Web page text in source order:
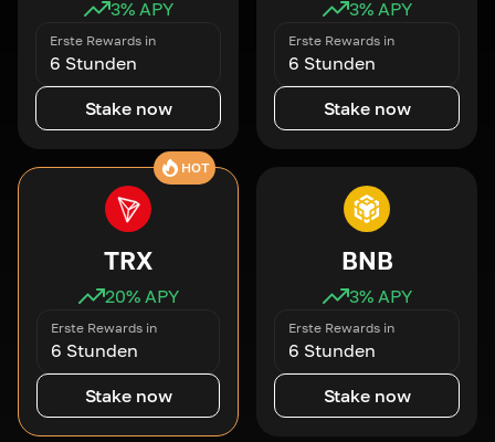
3% APY
Erste Rewards in
6 Stunden
Stake now
3% APY
Erste Rewards in
6 Stunden
Stake now
HOT
TRX
20% APY
Erste Rewards in
6 Stunden
Stake now
BNB
3% APY
Erste Rewards in
6 Stunden
Stake now